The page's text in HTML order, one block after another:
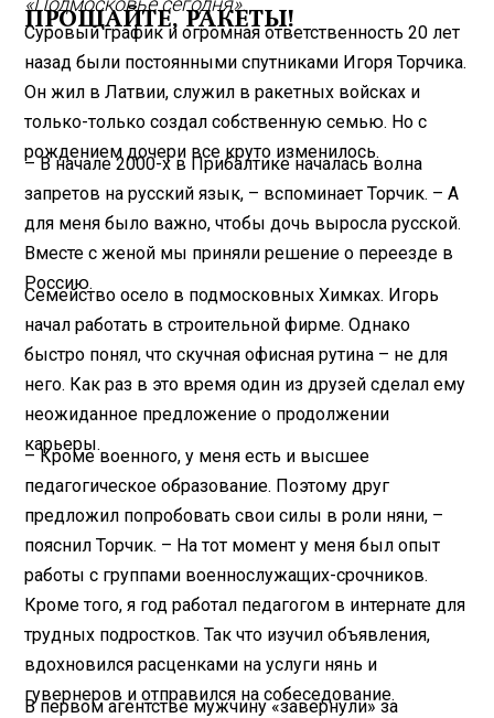
ПРОЩАЙТЕ, РАКЕТЫ!
Суровый график и огромная ответственность 20 лет
назад были постоянными спутниками Игоря Торчика.
Он жил в Латвии, служил в ракетных войсках и
только-только создал собственную семью. Но с
рождением дочери все круто изменилось.
– В начале 2000-х в Прибалтике началась волна
запретов на русский язык, – вспоминает Торчик. – А
для меня было важно, чтобы дочь выросла русской.
Вместе с женой мы приняли решение о переезде в
Россию.
Семейство осело в подмосковных Химках. Игорь
начал работать в строительной фирме. Однако
быстро понял, что скучная офисная рутина – не для
него. Как раз в это время один из друзей сделал ему
неожиданное предложение о продолжении
карьеры.
– Кроме военного, у меня есть и высшее
педагогическое образование. Поэтому друг
предложил попробовать свои силы в роли няни, –
пояснил Торчик. – На тот момент у меня был опыт
работы с группами военно­служащих-срочников.
Кроме того, я год работал педагогом в интернате для
трудных подростков. Так что изучил объявления,
вдохновился расценками на услуги нянь и
гувернеров и отправился на собеседование.
В первом агентстве мужчину «завернули» за